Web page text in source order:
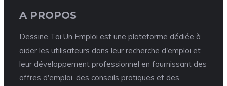
A PROPOS
Dessine Toi Un Emploi est une plateforme dédiée à
aider les utilisateurs dans leur recherche d'emploi et
leur développement professionnel en fournissant des
offres d'emploi, des conseils pratiques et des